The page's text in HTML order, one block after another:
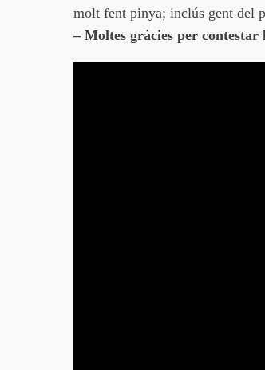
molt fent pinya; inclús gent del
– Moltes gràcies per